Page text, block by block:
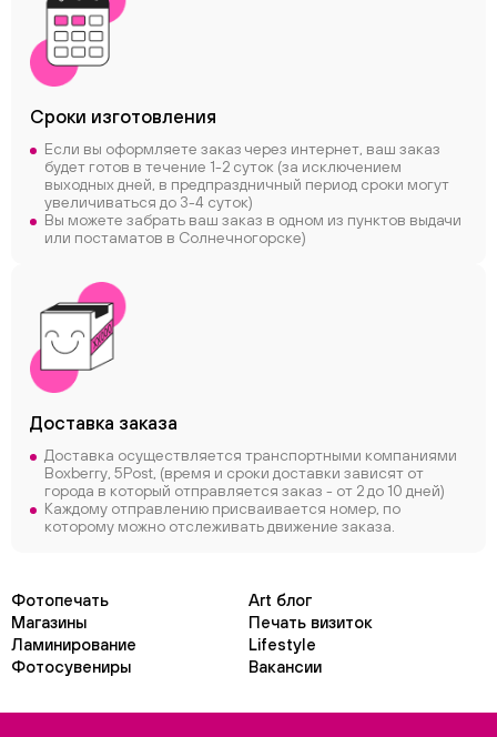
Сроки изготовления
Если вы оформляете заказ через интернет, ваш заказ
будет готов в течение 1-2 суток (за исключением
выходных дней, в предпраздничный период сроки могут
увеличиваться до 3-4 суток)
Вы можете забрать ваш заказ в одном из пунктов выдачи
или постаматов в Солнечногорске)
Доставка заказа
Доставка осуществляется транспортными компаниями
Boxberry, 5Post, (время и сроки доставки зависят от
города в который отправляется заказ - от 2 до 10 дней)
Каждому отправлению присваивается номер, по
которому можно отслеживать движение заказа.
Фотопечать
Art блог
Магазины
Печать визиток
Ламинирование
Lifestyle
Фотосувениры
Вакансии